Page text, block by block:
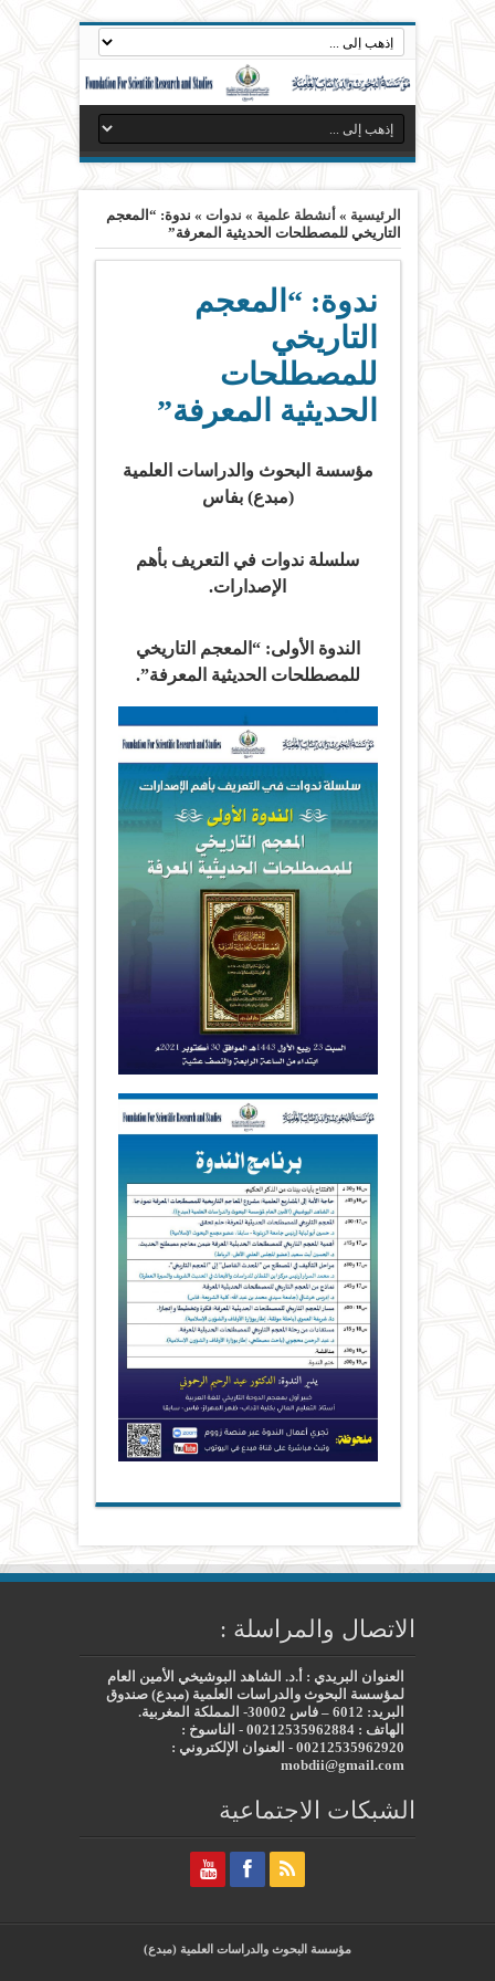
الرئيسية » أنشطة علمية » ندوات » ندوة: “المعجم
التاريخي للمصطلحات الحديثية المعرفة”
ندوة: “المعجم
التاريخي
للمصطلحات
الحديثية المعرفة”
مؤسسة البحوث والدراسات العلمية
(مبدع) بفاس
سلسلة ندوات في التعريف بأهم
الإصدارات.
الندوة الأولى: “المعجم التاريخي
للمصطلحات الحديثية المعرفة”.
الاتصال والمراسلة :
العنوان البريدي : أ.د. الشاهد البوشيخي الأمين العام
لمؤسسة البحوث والدراسات العلمية (مبدع) صندوق
البريد: 6012 – فاس 30002- المملكة المغربية.
الهاتف : 00212535962884 - الناسوخ :
00212535962920 - العنوان الإلكتروني :
mobdii@gmail.com
الشبكات الاجتماعية
مؤسسة البحوث والدراسات العلمية (مبدع)